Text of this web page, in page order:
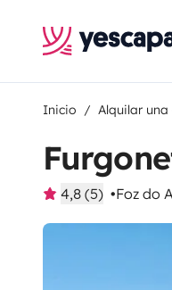
Inicio Alquilar
4,8 (5) Foz do